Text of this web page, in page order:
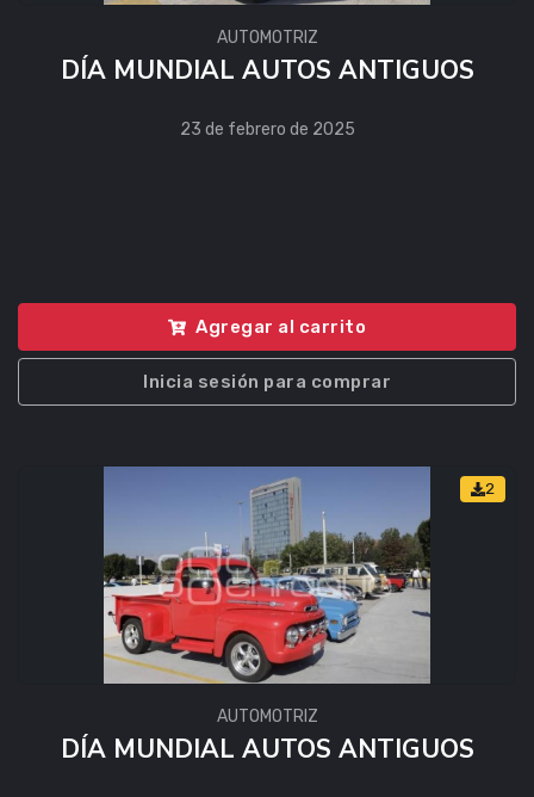
AUTOMOTRIZ
DÍA MUNDIAL AUTOS ANTIGUOS
23 de febrero de 2025
Agregar al carrito
Inicia sesión para comprar
2
AUTOMOTRIZ
DÍA MUNDIAL AUTOS ANTIGUOS